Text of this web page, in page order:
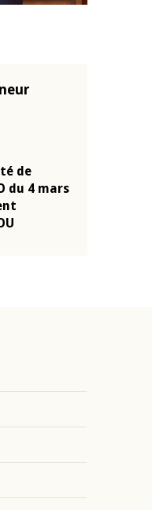
de
du 4 mars